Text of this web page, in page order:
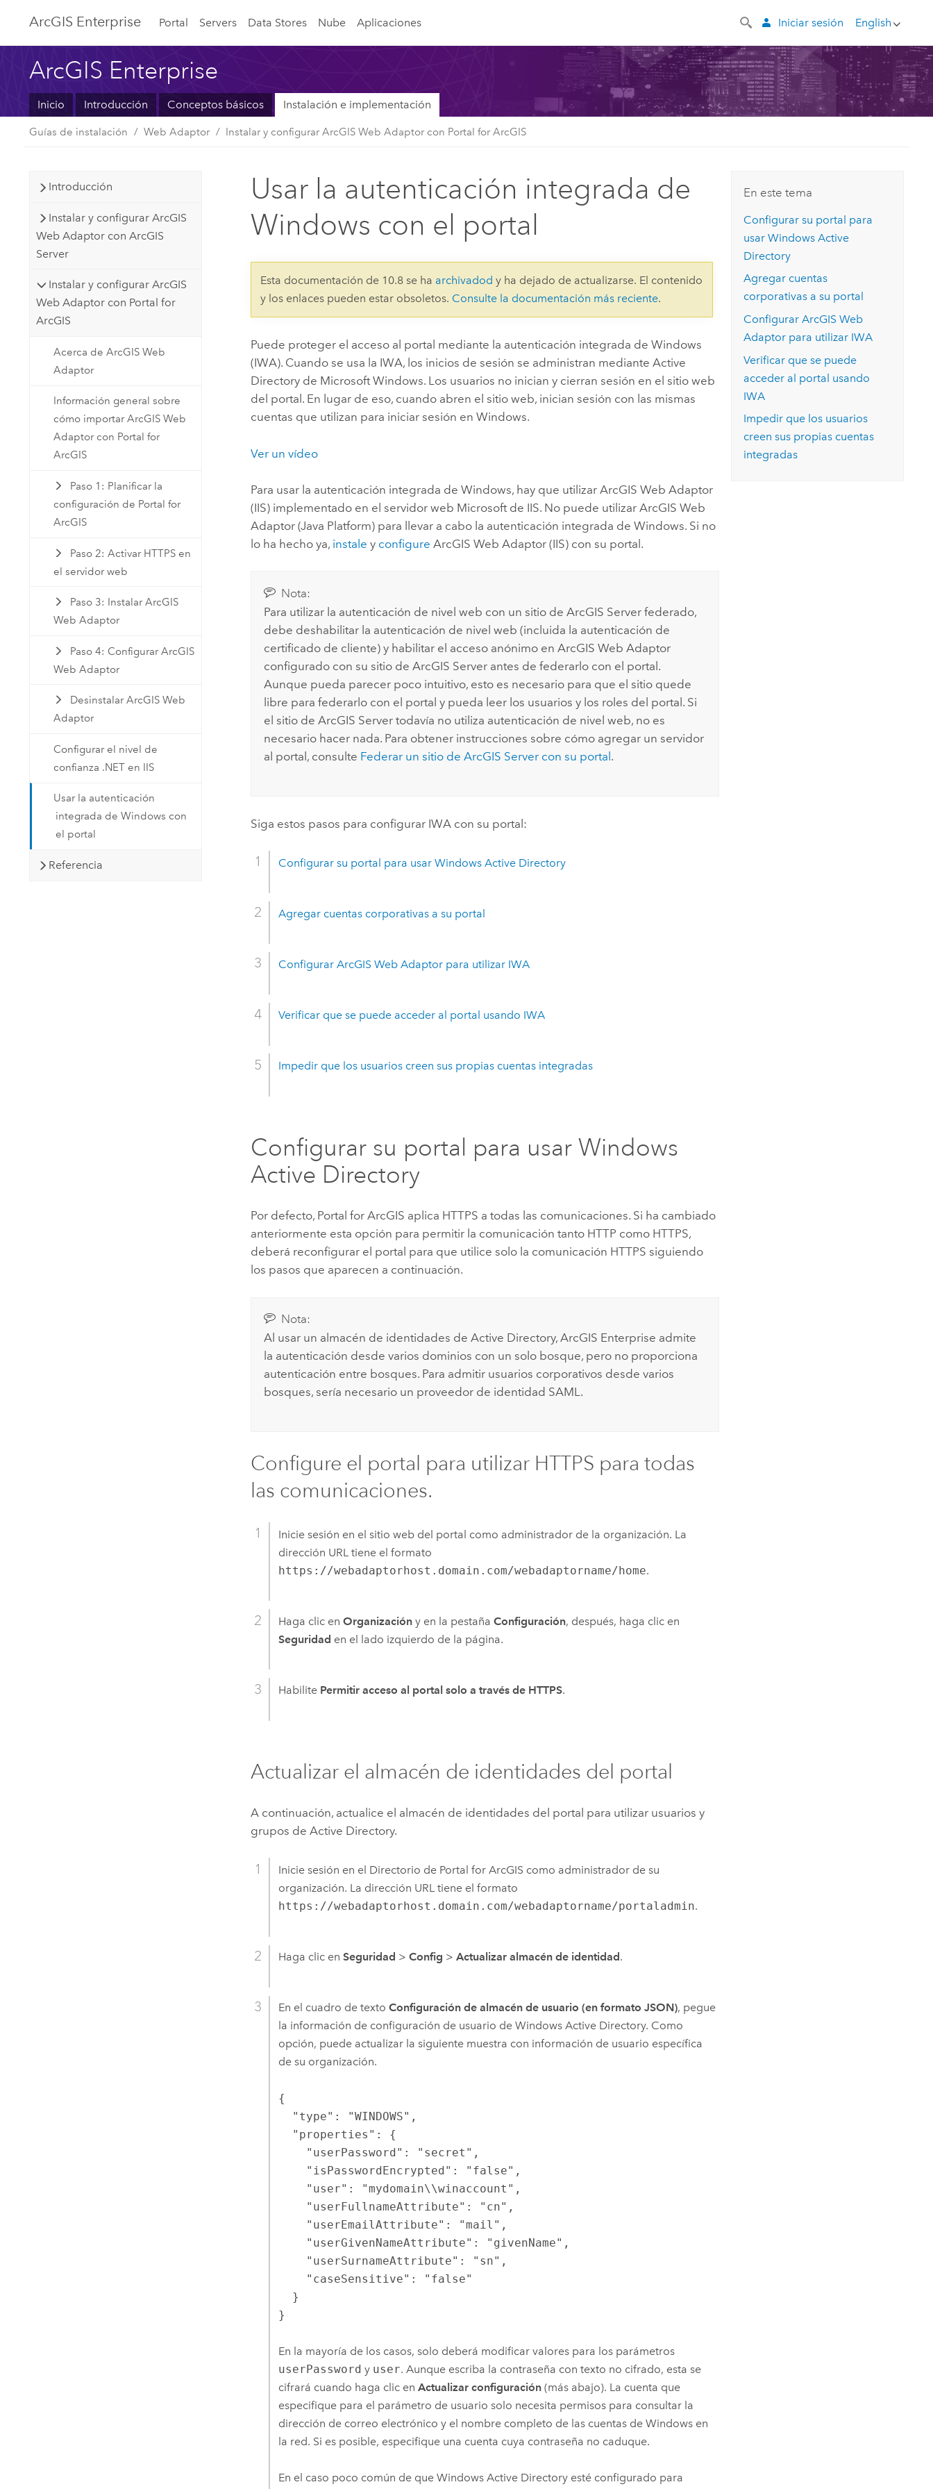
ArcGIS Enterprise Portal Servers Data Stores Nube Aplicaciones English
Iniciar sesión
ArcGIS Enterprise
Inicio Introducción Conceptos básicos Instalación e implementación
Guías de instalación Web Adaptor Instalar y configurar ArcGIS Web Adaptor con Portal for ArcGIS
Introducción
Instalar y configurar ArcGIS
Web Adaptor con ArcGIS
Server
Instalar y configurar ArcGIS
Web Adaptor con Portal for
ArcGIS
Acerca de ArcGIS Web
Adaptor
Información general sobre
cómo importar ArcGIS Web
Adaptor con Portal for
ArcGIS
Paso 1: Planificar la
configuración de Portal for
ArcGIS
Paso 2: Activar HTTPS en
el servidor web
Paso 3: Instalar ArcGIS
Web Adaptor
Paso 4: Configurar ArcGIS
Web Adaptor
Desinstalar ArcGIS Web
Adaptor
Configurar el nivel de
confianza .NET en IIS
Usar la autenticación
integrada de Windows con
el portal
Referencia
Usar la autenticación integrada de
Windows con el portal
Esta documentación de 10.8 se ha archivadod y ha dejado de actualizarse. El contenido
y los enlaces pueden estar obsoletos. Consulte la documentación más reciente.
Puede proteger el acceso al portal mediante la autenticación integrada de Windows
(IWA). Cuando se usa la IWA, los inicios de sesión se administran mediante Active
Directory de Microsoft Windows. Los usuarios no inician y cierran sesión en el sitio web
del portal. En lugar de eso, cuando abren el sitio web, inician sesión con las mismas
cuentas que utilizan para iniciar sesión enWindows.
Ver un vídeo
Para usar la autenticación integrada de Windows, hay que utilizarArcGIS Web Adaptor
(IIS) implementado en el servidor web Microsoft de IIS. No puede utilizar ArcGIS Web
Adaptor (Java Platform) para llevar a cabo la autenticación integrada de Windows. Si no
lo ha hecho ya, instale y configure ArcGIS Web Adaptor (IIS) con su portal.
Nota:
Para utilizar la autenticación de nivel web con un sitio de ArcGIS Serverfederado,
debe deshabilitar la autenticación de nivel web (incluida la autenticación de
certificado de cliente) y habilitar el acceso anónimo en ArcGIS Web Adaptor
configurado con su sitio de ArcGIS Serverantes de federarlo con el portal.
Aunque pueda parecer poco intuitivo, esto es necesario para que el sitio quede
libre para federarlo con el portal y pueda leer los usuarios y los roles del portal. Si
el sitio de ArcGIS Servertodavía no utiliza autenticación de nivel web, no es
necesario hacer nada. Para obtener instrucciones sobre cómo agregar un servidor
al portal, consulte Federar un sitio de ArcGIS Servercon su portal.
Siga estos pasos para configurar IWA con su portal:
Configurar su portal para usar Windows Active Directory
Agregar cuentas corporativas a su portal
Configurar ArcGIS Web Adaptor para utilizar IWA
Verificar que se puede acceder al portal usando IWA
Impedir que los usuarios creen sus propias cuentas integradas
Configurar su portal para usar Windows
Active Directory
Por defecto, Portal for ArcGIS aplica HTTPS a todas las comunicaciones. Si ha cambiado
anteriormente esta opción para permitir la comunicación tanto HTTP como HTTPS,
deberá reconfigurar el portal para que utilice solo la comunicación HTTPS siguiendo
los pasos que aparecen a continuación.
Nota:
Al usar un almacén de identidades de Active Directory, ArcGIS Enterprise admite
la autenticación desde varios dominios con un solo bosque, pero no proporciona
autenticación entre bosques. Para admitir usuarios corporativos desde varios
bosques, sería necesario un proveedor de identidad SAML.
Configure el portal para utilizar HTTPS para todas
las comunicaciones.
Inicie sesión en el sitio web del portal como administrador de la organización. La
dirección URL tiene el formato
https://webadaptorhost.domain.com/webadaptorname/home.
Haga clic enOrganización y en la pestañaConfiguración, después, haga clic en
Seguridad en el lado izquierdo de la página.
Habilite Permitir acceso al portal solo a través de HTTPS.
Actualizar el almacén de identidades del portal
A continuación, actualice el almacén de identidades del portal para utilizar usuarios y
grupos de Active Directory.
Inicie sesión en el Directorio de Portal for ArcGIS como administrador de su
organización. La dirección URL tiene el formato
https://webadaptorhost.domain.com/webadaptorname/portaladmin.
Haga clic enSeguridad >Config >Actualizar almacén de identidad.
En el cuadro de textoConfiguración de almacén de usuario (en formato JSON), pegue
la información de configuración de usuario de Windows Active Directory. Como
opción, puede actualizar la siguiente muestra con información de usuario específica
de su organización.
{
}
En la mayoría de los casos, solo deberá modificar valores para los parámetros
userPassword y user. Aunque escriba la contraseña con texto no cifrado, esta se
cifrará cuando haga clic enActualizar configuración (más abajo). La cuenta que
especifique para el parámetro de usuario solo necesita permisos para consultar la
dirección de correo electrónico y el nombre completo de las cuentas deWindows en
la red. Si es posible, especifique una cuenta cuya contraseña no caduque.
En el caso poco común de que Windows Active Directory esté configurado para
En este tema
Configurar su portal para
usar Windows Active
Directory
Agregar cuentas
corporativas a su portal
Configurar ArcGIS Web
Adaptor para utilizar IWA
Verificar que se puede
acceder al portal usando
IWA
Impedir que los usuarios
creen sus propias cuentas
integradas